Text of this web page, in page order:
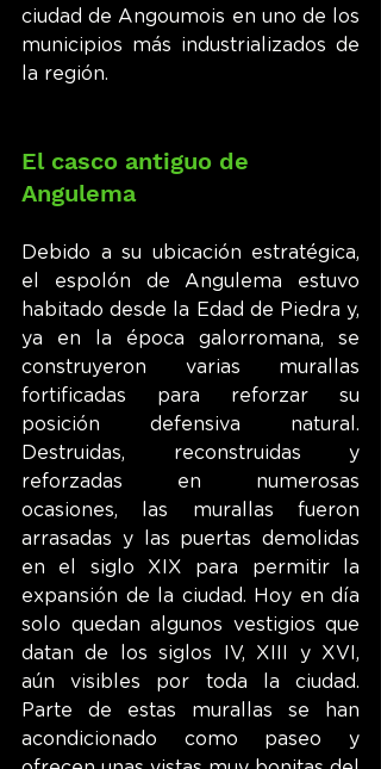
ciudad de Angoumois en uno de los
municipios más industrializados de
la región.
El casco antiguo de
Angulema
Debido a su ubicación estratégica,
el espolón de Angulema estuvo
habitado desde la Edad de Piedra y,
ya en la época galorromana, se
construyeron varias murallas
fortificadas para reforzar su
posición defensiva natural.
Destruidas, reconstruidas y
reforzadas en numerosas
ocasiones, las murallas fueron
arrasadas y las puertas demolidas
en el siglo XIX para permitir la
expansión de la ciudad. Hoy en día
solo quedan algunos vestigios que
datan de los siglos IV, XIII y XVI,
aún visibles por toda la ciudad.
Parte de estas murallas se han
acondicionado como paseo y